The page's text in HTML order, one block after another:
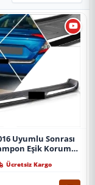
Uyumlu Sonrası
Eşik Koruma
Ücretsiz Kargo